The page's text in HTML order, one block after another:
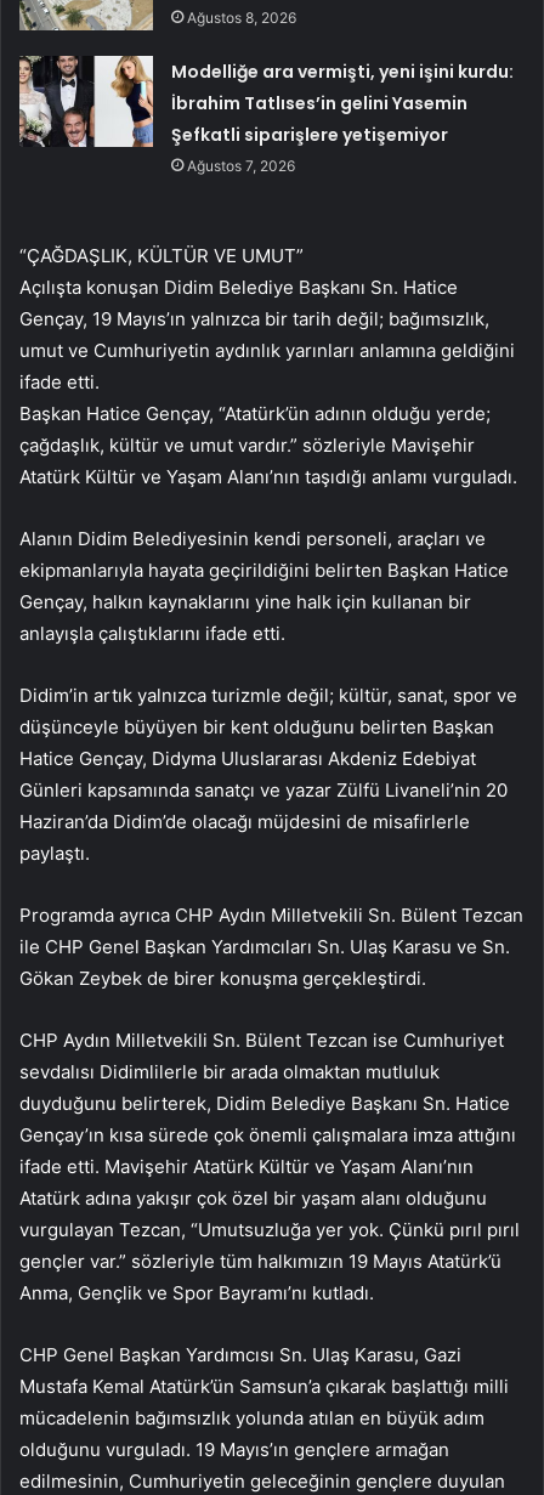
Ağustos 8, 2026
Modelliğe ara vermişti, yeni işini kurdu:
İbrahim Tatlıses’in gelini Yasemin
Şefkatli siparişlere yetişemiyor
Ağustos 7, 2026
“ÇAĞDAŞLIK, KÜLTÜR VE UMUT”
Açılışta konuşan Didim Belediye Başkanı Sn. Hatice
Gençay, 19 Mayıs’ın yalnızca bir tarih değil; bağımsızlık,
umut ve Cumhuriyetin aydınlık yarınları anlamına geldiğini
ifade etti.
Başkan Hatice Gençay, “Atatürk’ün adının olduğu yerde;
çağdaşlık, kültür ve umut vardır.” sözleriyle Mavişehir
Atatürk Kültür ve Yaşam Alanı’nın taşıdığı anlamı vurguladı.
Alanın Didim Belediyesinin kendi personeli, araçları ve
ekipmanlarıyla hayata geçirildiğini belirten Başkan Hatice
Gençay, halkın kaynaklarını yine halk için kullanan bir
anlayışla çalıştıklarını ifade etti.
Didim’in artık yalnızca turizmle değil; kültür, sanat, spor ve
düşünceyle büyüyen bir kent olduğunu belirten Başkan
Hatice Gençay, Didyma Uluslararası Akdeniz Edebiyat
Günleri kapsamında sanatçı ve yazar Zülfü Livaneli’nin 20
Haziran’da Didim’de olacağı müjdesini de misafirlerle
paylaştı.
Programda ayrıca CHP Aydın Milletvekili Sn. Bülent Tezcan
ile CHP Genel Başkan Yardımcıları Sn. Ulaş Karasu ve Sn.
Gökan Zeybek de birer konuşma gerçekleştirdi.
CHP Aydın Milletvekili Sn. Bülent Tezcan ise Cumhuriyet
sevdalısı Didimlilerle bir arada olmaktan mutluluk
duyduğunu belirterek, Didim Belediye Başkanı Sn. Hatice
Gençay’ın kısa sürede çok önemli çalışmalara imza attığını
ifade etti. Mavişehir Atatürk Kültür ve Yaşam Alanı’nın
Atatürk adına yakışır çok özel bir yaşam alanı olduğunu
vurgulayan Tezcan, “Umutsuzluğa yer yok. Çünkü pırıl pırıl
gençler var.” sözleriyle tüm halkımızın 19 Mayıs Atatürk’ü
Anma, Gençlik ve Spor Bayramı’nı kutladı.
CHP Genel Başkan Yardımcısı Sn. Ulaş Karasu, Gazi
Mustafa Kemal Atatürk’ün Samsun’a çıkarak başlattığı milli
mücadelenin bağımsızlık yolunda atılan en büyük adım
olduğunu vurguladı. 19 Mayıs’ın gençlere armağan
edilmesinin, Cumhuriyetin geleceğinin gençlere duyulan